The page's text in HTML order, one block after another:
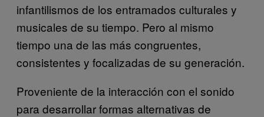
infantilismos de los entramados culturales y
musicales de su tiempo. Pero al mismo
tiempo una de las más congruentes,
consistentes y focalizadas de su generación.
Proveniente de la interacción con el sonido
para desarrollar formas alternativas de